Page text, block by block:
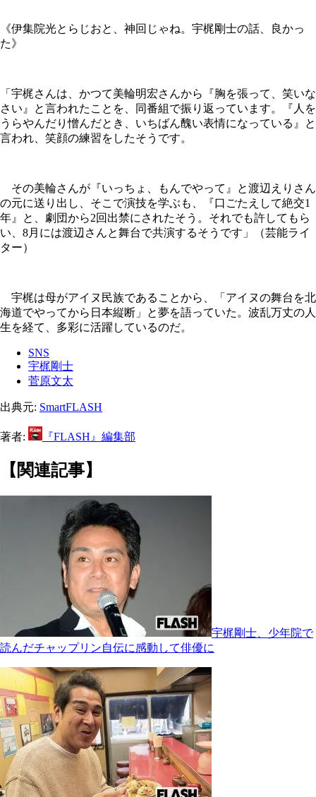
《伊集院光とらじおと、神回じゃね。宇梶剛士の話、良かっ
た》
「宇梶さんは、かつて美輪明宏さんから『胸を張って、笑いな
さい』と言われたことを、同番組で振り返っています。『人を
うらやんだり憎んだとき、いちばん醜い表情になっている』と
言われ、笑顔の練習をしたそうです。
その美輪さんが『いっちょ、もんでやって』と渡辺えりさん
の元に送り出し、そこで演技を学ぶも、『口ごたえして絶交1
年』と、劇団から2回出禁にされたそう。それでも許してもら
い、8月には渡辺さんと舞台で共演するそうです」（芸能ライ
ター）
宇梶は母がアイヌ民族であることから、「アイヌの舞台を北
海道でやってから日本縦断」と夢を語っていた。波乱万丈の人
生を経て、多彩に活躍しているのだ。
SNS
宇梶剛士
菅原文太
出典元: SmartFLASH
著者: 『FLASH』編集部
【関連記事】
宇梶剛士、少年院で
読んだチャップリン自伝に感動して俳優に